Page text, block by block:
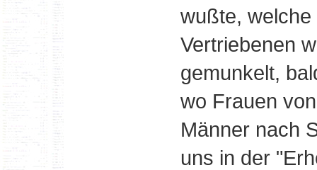
wußte,
Vertriebenen
gemunkelt,
wo Frauen
Männer nach
uns in der